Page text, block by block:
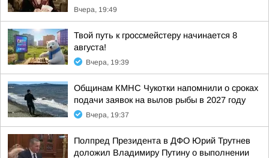
Вчера, 19:49
Твой путь к гроссмейстеру начинается 8
августа!
Вчера, 19:39
Общинам КМНС Чукотки напомнили о сроках
подачи заявок на вылов рыбы в 2027 году
Вчера, 19:37
Полпред Президента в ДФО Юрий Трутнев
доложил Владимиру Путину о выполнении